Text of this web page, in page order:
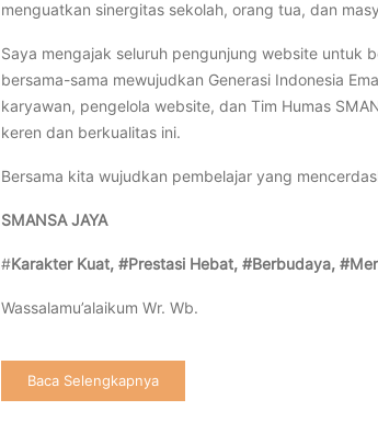
menguatkan sinergitas sekolah, orang tua, dan
Saya mengajak seluruh pengunjung website untuk
bersama-sama mewujudkan Generasi Indonesia
karyawan, pengelola website, dan Tim Humas
keren dan berkualitas ini.
Bersama kita wujudkan pembelajar yang
SMANSA JAYA
#Karakter Kuat, #Prestasi Hebat, #Berbudaya,
Wassalamu’alaikum Wr. Wb.
Baca Selengkapnya